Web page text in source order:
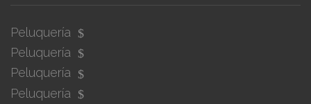
Peluquería
Peluquería
Peluquería
Peluquería